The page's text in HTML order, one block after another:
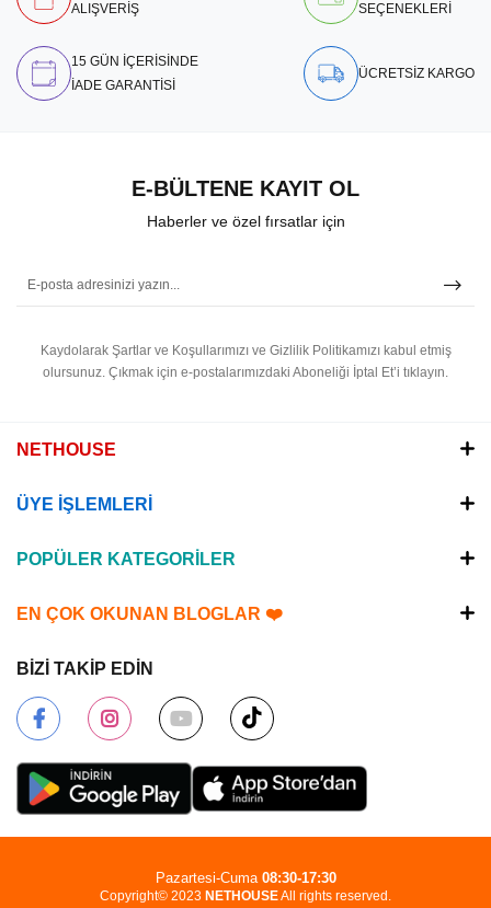
ALIŞVERİŞ
SEÇENEKLERİ
15 GÜN İÇERİSİNDE
İADE GARANTİSİ
ÜCRETSİZ KARGO
E-BÜLTENE KAYIT OL
Haberler ve özel fırsatlar için
Kaydolarak Şartlar ve Koşullarımızı ve Gizlilik Politikamızı kabul etmiş
olursunuz. Çıkmak için e-postalarımızdaki Aboneliği İptal Et’i tıklayın.
NETHOUSE
ÜYE İŞLEMLERİ
POPÜLER KATEGORİLER
EN ÇOK OKUNAN BLOGLAR ❤️
BİZİ TAKİP EDİN
Copyright© 2023 NETHOUSEAll rights reserved.
Pazartesi-Cuma 08:30-17:30